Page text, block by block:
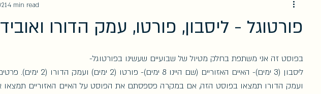
פורטוגל - ליסבון, פורטו, עמק הדורו
4 min read
בפוסט זה אני משתפת בחלק מטיול של שבועיים שעשינו בפורטוגל-
ליסבון (3 ימים)- האיים האזוריים (שם
ועמק הדורו תמצאו בפוסט הזה, אם במקרה פספסתם את הפוסט על האיים האזוריים תמצאו